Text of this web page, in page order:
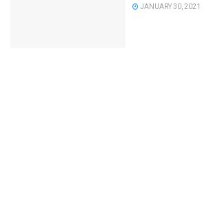
JANUARY 30, 2021